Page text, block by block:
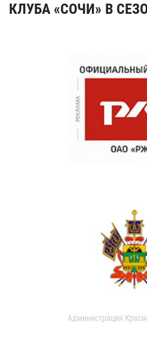
КЛУБА «СОЧИ» В
Администрация